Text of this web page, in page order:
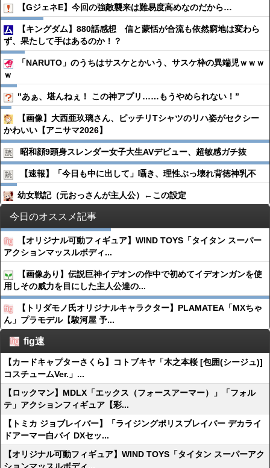
【GジェネE】今回の強敵襲来は難易度高めなのだから…
【キングダム】880話感想 信と蒙恬が合流も依然窮地は変わら
ず、果たして手はあるのか！？
「NARUTO」のうちはサスケとかいう、サスケ枠の異端児ｗｗｗ
ｗ
"あぁ、堪んねぇ！ この神アプリ……もうやめられない！”
【画像】大西亜玖璃さん、ピッチリTシャツのリハ姿がセクシー
かわいい【アニサマ2026】
昭和顔9頭身スレンダー女子大生AVデビュー、超敏感ガチ抜
【速報】「今日も中に出して」囁き、理性ぶっ壊れ背徳神乳不
幼女戦記（元おっさんが主人公）←この設定
今日のオススメ記事
【オリジナル可動フィギュア】WIND TOYS「タイタン スーパー
アクションマッスルボディ...
【画像あり】伝説巨神イデオンの作中で初めてイデオンガンを使
用しその威力を目にした主人公達の...
【トリダモノ氏オリジナルキャラクター】PLAMATEA「MXちゃ
ん」プラモデル【駿河屋 予...
fig速
【カードキャプターさくら】コトブキヤ「木之本桜 [包囲(シージュ)]
コスチュームVer.」...
【ロックマン】MDLX「エックス（フォースアーマー）」「フォル
テ」アクションフィギュア【彩...
【トミカ ジョブレイバー】「ライジングポリスブレイバー デカライ
ドアーマー白バイ DXセッ...
【オリジナル可動フィギュア】WIND TOYS「タイタン スーパーアク